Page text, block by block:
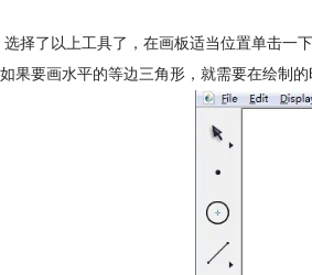
选择了以上工具了，在画板适当位置单击一
果要画水平的等边三角形，就需要在绘制的